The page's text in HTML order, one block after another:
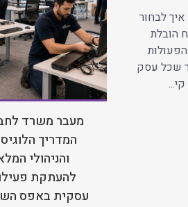
לבחור
הובלת
שכל עסק
מעבר משרד
המדריך
והניהולי
להעתקת
עסקית באפס